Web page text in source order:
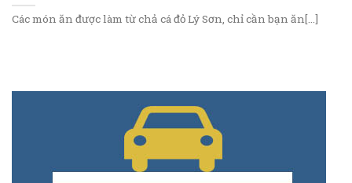
Các món ăn được làm từ chả cá đỏ Lý Sơn, chỉ cần bạn ăn[...]